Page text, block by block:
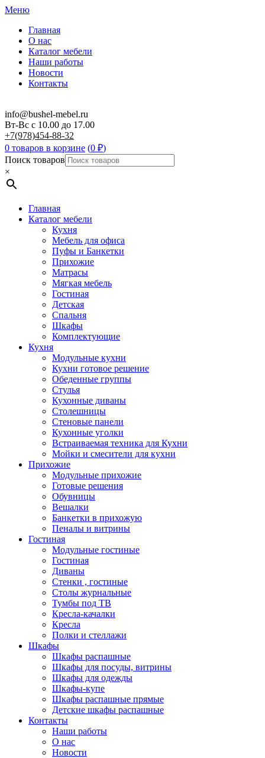
Меню
Главная
О нас
Каталог мебели
Наши работы
Новости
Контакты
info@bushel-mebel.ru
Вт-Вс c 10.00 до 17.00
+7(978)454-88-32
0 товаров в корзине (0 ₽)
Поиск товаров
×
Главная
Каталог мебели
Кухня
Мебель для офиса
Пуфы и Банкетки
Прихожие
Матрасы
Мягкая мебель
Гостиная
Детская
Спальня
Шкафы
Комплектующие
Кухня
Модульные кухни
Кухни готовое решение
Обеденные группы
Стулья
Кухонные диваны
Столешницы
Стеновые панели
Кухонные уголки
Встраиваемая техника для Кухни
Мойки и смесители для кухни
Прихожие
Модульные прихожие
Готовые решения
Обувницы
Вешалки
Банкетки в прихожую
Пеналы и витрины
Гостиная
Модульные гостиные
Гостиная
Диваны
Стенки , гостиные
Столы журнальные
Тумбы под ТВ
Кресла-качалки
Кресла
Полки и стеллажи
Шкафы
Шкафы распашные
Шкафы для посуды, витрины
Шкафы для одежды
Шкафы-купе
Шкафы распашные прямые
Детские шкафы распашные
Контакты
Наши работы
О нас
Новости